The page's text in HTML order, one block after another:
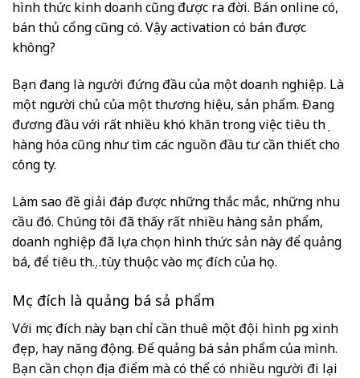
hình thức kinh doanh cũng được ra đời. Bán online có,
bán thủ cổng cũng có. Vậy activation có bán được
không?
Bạn đang là người đứng đầu của một doanh nghiệp. Là
một người chủ của một thương hiệu, sản phẩm. Đang
đương đầu với rất nhiều khó khăn trong việc tiêu thụ
hàng hóa cũng như tìm các nguồn đầu tư cần thiết cho
công ty.
Làm sao đề giải đáp được những thắc mắc, những nhu
cầu đó. Chúng tôi đã thấy rất nhiều hàng sản phẩm,
doanh nghiệp đã lựa chọn hình thức sản này để quảng
bá, để tiêu thụ…tùy thuộc vào mục đích của họ.
Mục đích là quảng bá sả phẩm
Với mục đích này bạn chỉ cần thuê một đội hình pg xinh
đẹp, hay năng động. Để quảng bá sản phẩm của mình.
Bạn cần chọn địa điểm mà có thể có nhiều người đi lại